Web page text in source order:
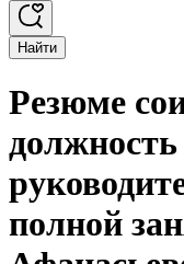
Найти
Резюме
должность
полной